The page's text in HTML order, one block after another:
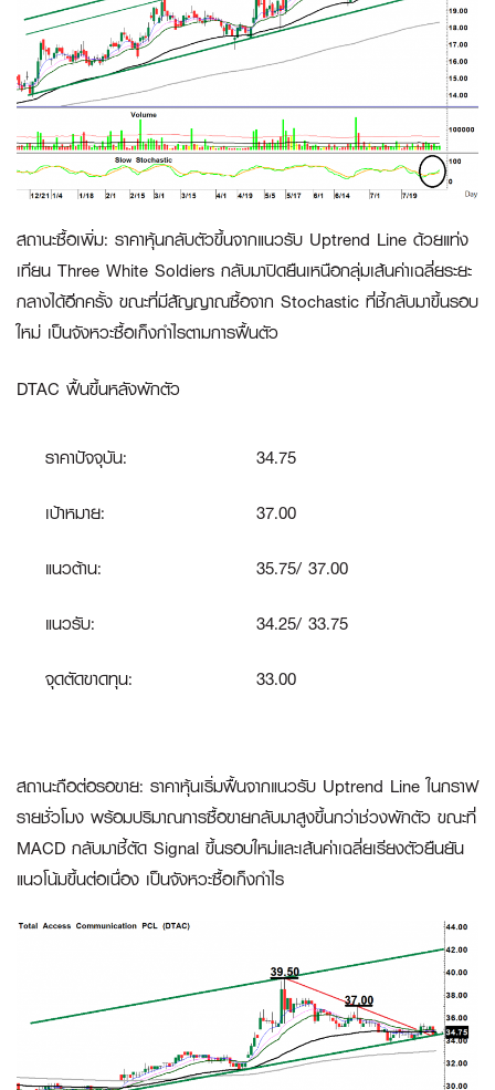
สถานะซื้อเพิ่ม: ราคาหุ้นกลับตัวขึ้นจากแนวรับ Uptrend Line ด้วยแท่ง
เทียน Three White Soldiers กลับมาปิดยืนเหนือกลุ่มเส้นค่าเฉลี่ยระยะ
กลางได้อีกครั้ง ขณะที่มีสัญญาณซื้อจาก Stochastic ที่ชี้กลับมาขึ้นรอบ
ใหม่ เป็นจังหวะซื้อเก็งกำไรตามการฟื้นตัว
DTAC ฟื้นขึ้นหลังพักตัว
ราคาปัจจุบัน:
34.75
เป้าหมาย:
37.00
แนวต้าน:
35.75/ 37.00
แนวรับ:
34.25/ 33.75
จุดตัดขาดทุน:
33.00
สถานะถือต่อรอขาย: ราคาหุ้นเริ่มฟื้นจากแนวรับ Uptrend Line ในกราฟ
รายชั่วโมง พร้อมปริมาณการซื้อขายกลับมาสูงขึ้นกว่าช่วงพักตัว ขณะที่
MACD กลับมาชี้ตัด Signal ขึ้นรอบใหม่และเส้นค่าเฉลี่ยเรียงตัวยืนยัน
แนวโน้มขึ้นต่อเนื่อง เป็นจังหวะซื้อเก็งกำไร